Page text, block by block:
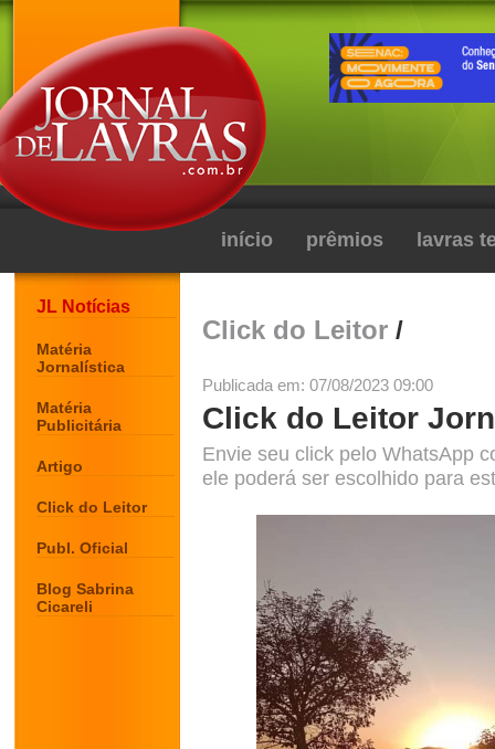
início prêmios lavras
JL Notícias
Matéria
Jornalística
Matéria
Publicitária
Artigo
Click do Leitor
Publ. Oficial
Blog Sabrina
Cicareli
Click do Leitor /
Publicada em: 07/08/2023 09:00
Click do Leitor
Envie seu click pelo WhatsApp
ele poderá ser escolhido para